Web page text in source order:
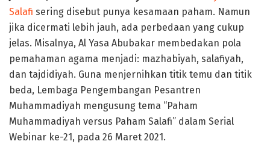
Salafi sering disebut punya kesamaan paham. Namun
jika dicermati lebih jauh, ada perbedaan yang cukup
jelas. Misalnya, Al Yasa Abubakar membedakan pola
pemahaman agama menjadi: mazhabiyah, salafiyah,
dan tajdidiyah. Guna menjernihkan titik temu dan titik
beda, Lembaga Pengembangan Pesantren
Muhammadiyah mengusung tema “Paham
Muhammadiyah versus Paham Salafi” dalam Serial
Webinar ke-21, pada 26 Maret 2021.